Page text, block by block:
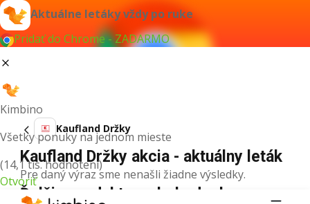
Aktuálne letáky vždy po ruke
Pridať do Chrome - ZADARMO
Kimbino
Všetky ponuky na jednom mieste
(14,1 tis. hodnotení)
Otvoriť
Kaufland Držky
Kaufland Držky akcia - aktuálny leták
Pre daný výraz sme nenašli žiadne výsledky.
Ďalšie produkty v obchodoch